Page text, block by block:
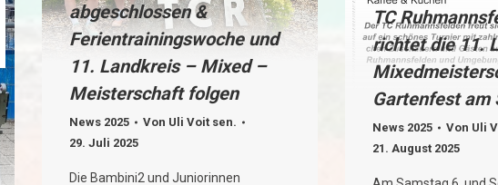
TC
richtet die 11.
Gartenfest am
News 2025 Von Uli
21. August 2025
abgeschlossen &
Ferientrainingswoche und
11. Landkreis – Mixed –
Meisterschaft folgen
News 2025 Von Uli Voit sen.
29. Juli 2025
Die Bambini2 und Juniorinnen